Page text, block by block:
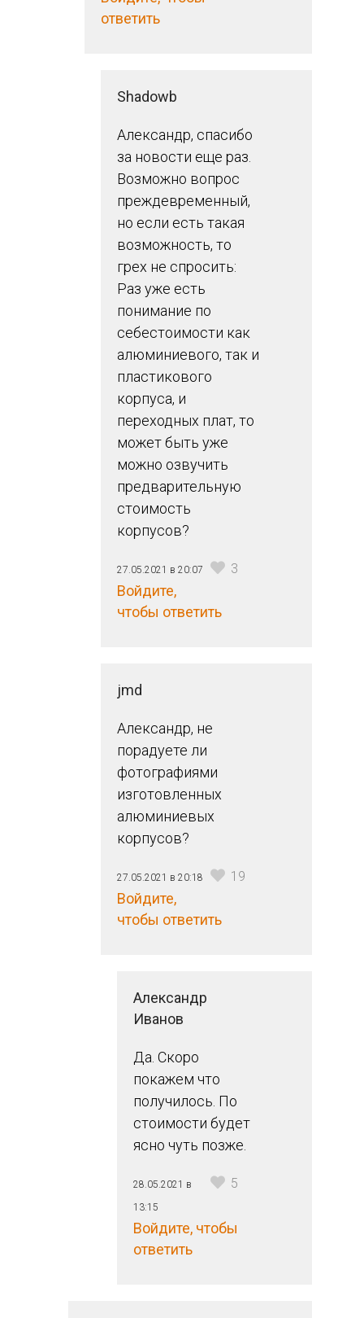
ответить
Shadowb
Александр, спасибо
за новости еще раз.
Возможно вопрос
преждевременный,
но если есть такая
возможность, то
грех не спросить:
Раз уже есть
понимание по
себестоимости как
алюминиевого, так и
пластикового
корпуса, и
переходных плат, то
может быть уже
можно озвучить
предварительную
стоимость
корпусов?
3
27.05.2021 в 20:07
Войдите,
чтобы ответить
jmd
Александр, не
порадуете ли
фотографиями
изготовленных
алюминиевых
корпусов?
19
27.05.2021 в 20:18
Войдите,
чтобы ответить
Александр
Иванов
Да. Скоро
покажем что
получилось. По
стоимости будет
ясно чуть позже.
5
28.05.2021 в
13:15
Войдите, чтобы
ответить